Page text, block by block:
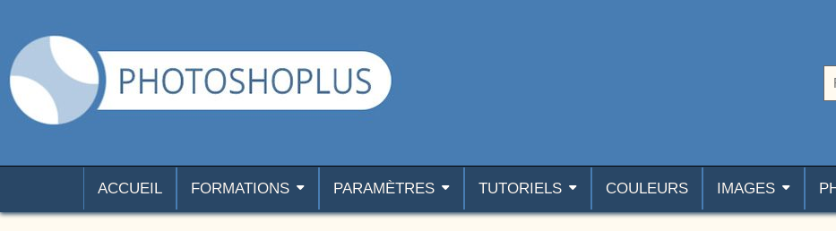
ACCUEIL FORMATIONS PARAMÈTRES TUTORIELS COULEURS IMAGES